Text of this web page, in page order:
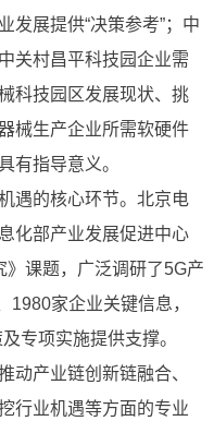
发展提供“决策参考”；中
关村昌平科技园企业需
科技园区发展现状、挑
械生产企业所需软硬件
有指导意义。
的核心环节。北京电
化部产业发展促进中心
》课题，广泛调研了5G产
家企业关键信息，
专项实施提供支撑。
产业链创新链融合、
行业机遇等方面的专业